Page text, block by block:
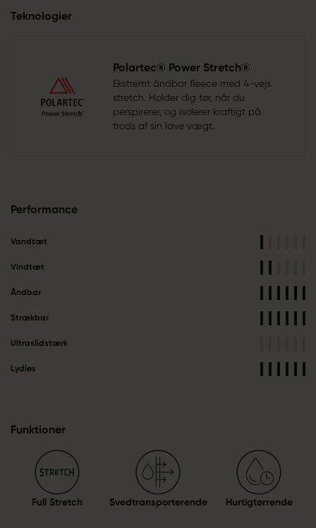
Teknologier
Polartec® Power Stretch®
Ekstremt åndbar fleece med 4-vejs
stretch. Holder dig tør, når du
perspirerer, og isolerer kraftigt på
trods af sin lave vægt.
Performance
Vandtæt
Vindtæt
Åndbar
Strækbar
Ultraslidstærk
Lydløs
Funktioner
Full Stretch Svedtransporterende Hurtigtørrende